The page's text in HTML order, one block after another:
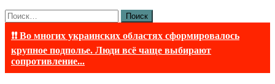
Найти:
❗❗ Во многих украинских областях сформировалось
крупное подполье. Люди всё чаще выбирают
сопротивление...